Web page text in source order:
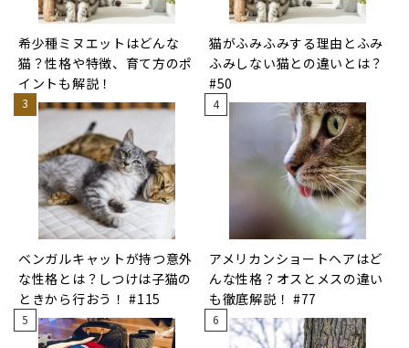
希少種ミヌエットはどんな
猫？性格や特徴、育て方のポ
イントも解説！
猫がふみふみする理由とふみ
ふみしない猫との違いとは？
#50
ベンガルキャットが持つ意外
な性格とは？しつけは子猫の
ときから行おう！ #115
アメリカンショートヘアはど
んな性格？オスとメスの違い
も徹底解説！ #77